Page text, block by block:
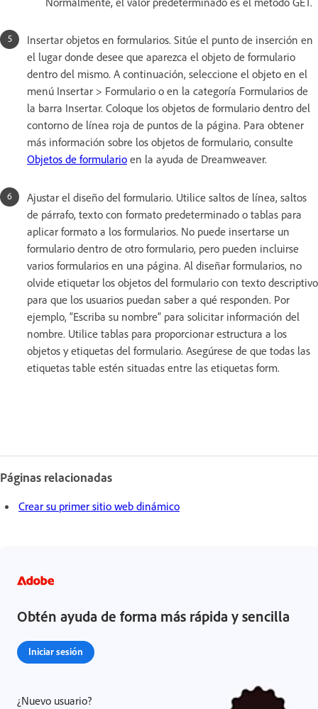
Insertar objetos en formularios. Sitúe el punto de inserción en
el lugar donde desee que aparezca el objeto de formulario
dentro del mismo. A continuación, seleccione el objeto en el
menú Insertar > Formulario o en la categoría Formularios de
la barra Insertar. Coloque los objetos de formulario dentro del
contorno de línea roja de puntos de la página. Para obtener
más información sobre los objetos de formulario, consulte
Objetos de formulario en la ayuda de Dreamweaver.
Ajustar el diseño del formulario. Utilice saltos de línea, saltos
de párrafo, texto con formato predeterminado o tablas para
aplicar formato a los formularios. No puede insertarse un
formulario dentro de otro formulario, pero pueden incluirse
varios formularios en una página. Al diseñar formularios, no
olvide etiquetar los objetos del formulario con texto descriptivo
para que los usuarios puedan saber a qué responden. Por
ejemplo, “Escriba su nombre” para solicitar información del
nombre. Utilice tablas para proporcionar estructura a los
objetos y etiquetas del formulario. Asegúrese de que todas las
etiquetas table estén situadas entre las etiquetas form.
Páginas relacionadas
Crear su primer sitio web dinámico
Obtén ayuda de forma más rápida y sencilla
Iniciar sesión
¿Nuevo usuario?